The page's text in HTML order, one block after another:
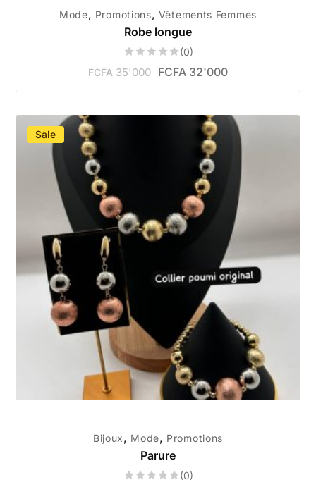
Mode, Promotions, Vêtements Femmes
Robe longue
(0)
FCFA35'000 FCFA 32'000
Sale
Bijoux, Mode, Promotions
Parure
(0)